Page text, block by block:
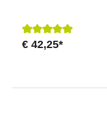
Durchschnittliche
€ 42,25*